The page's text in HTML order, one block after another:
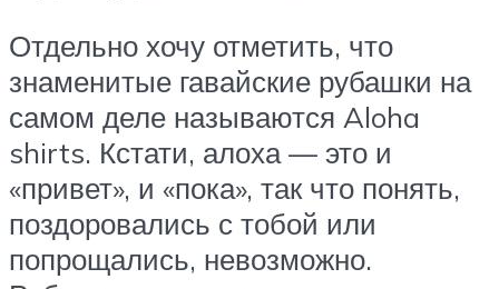
Отдельно хочу отметить, что
знаменитые гавайские рубашки на
самом деле называются Aloha
shirts. Кстати, алоха — это и
«привет», и «пока», так что понять,
поздоровались с тобой или
попрощались, невозможно.